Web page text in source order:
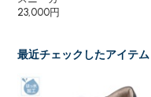
23,000円
最近チェックしたアイテム